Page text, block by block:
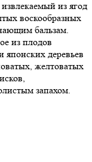
из ягод
воскообразных
бальзам.
из плодов
японских деревьев
желтоватых
запахом.